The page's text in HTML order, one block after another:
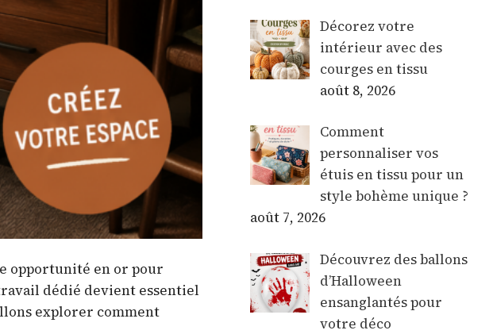
opportunité en or pour
dédié devient essentiel
explorer comment
Décorez votre
intérieur avec des
courges en tissu
août 8, 2026
Comment
personnaliser vos
étuis en tissu pour un
style bohème unique ?
août 7, 2026
Découvrez des ballons
d’Halloween
ensanglantés pour
votre déco